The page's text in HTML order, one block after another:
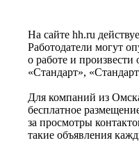
На сайте hh.ru
Работодатели могут
о работе и
«Стандарт»,
Для компаний из
бесплатное
за просмотры
такие объявления